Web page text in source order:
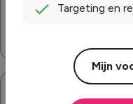
hoogte
Targeting en
Mijn